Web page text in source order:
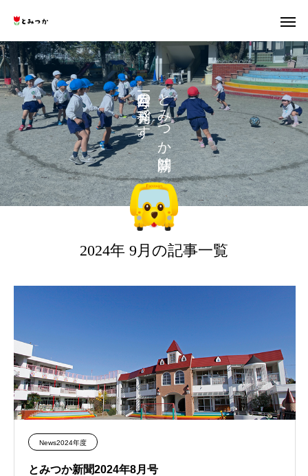
と
み
つ
か
は
の
で
す
。
2024年 9月の記事一覧
News2024年度
とみつか新聞2024年8月号